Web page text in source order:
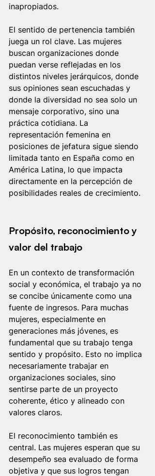
inapropiados.
El sentido de pertenencia también
juega un rol clave. Las mujeres
buscan organizaciones donde
puedan verse reflejadas en los
distintos niveles jerárquicos, donde
sus opiniones sean escuchadas y
donde la diversidad no sea solo un
mensaje corporativo, sino una
práctica cotidiana. La
representación femenina en
posiciones de jefatura sigue siendo
limitada tanto en España como en
América Latina, lo que impacta
directamente en la percepción de
posibilidades reales de crecimiento.
Propósito, reconocimiento y
valor del trabajo
En un contexto de transformación
social y económica, el trabajo ya no
se concibe únicamente como una
fuente de ingresos. Para muchas
mujeres, especialmente en
generaciones más jóvenes, es
fundamental que su trabajo tenga
sentido y propósito. Esto no implica
necesariamente trabajar en
organizaciones sociales, sino
sentirse parte de un proyecto
coherente, ético y alineado con
valores claros.
El reconocimiento también es
central. Las mujeres esperan que su
desempeño sea evaluado de forma
objetiva y que sus logros tengan